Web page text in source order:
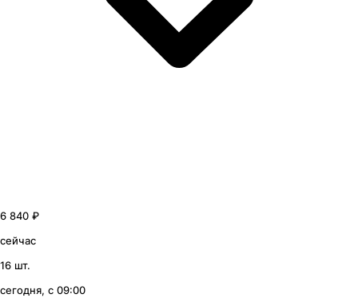
6 840 ₽
сейчас
16 шт.
сегодня, с 09:00